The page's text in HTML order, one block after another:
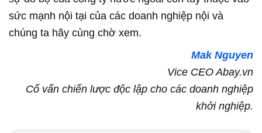
sức mạnh nội tại của các doanh nghiệp nội và
chúng ta hãy cùng chờ xem.
Mak Nguyen
Vice CEO Abay.vn
Cố vấn chiến lược độc lập cho các doanh nghiệp
khởi nghiệp.